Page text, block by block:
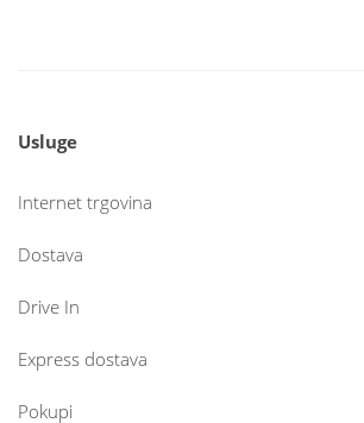
Usluge
Internet trgovina
Dostava
Drive In
Express dostava
Pokupi